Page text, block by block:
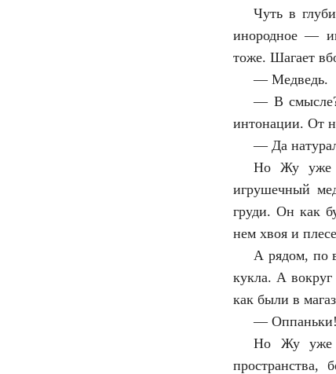
Чуть в
инородное —
тоже. Шагает
—Медведь.
— В
интонации. От
—Да
Но Жу уже
игрушечный
груди. Он как
нем хвоя и
А рядом, по
кукла. А
как были в
—
Но Жу уже